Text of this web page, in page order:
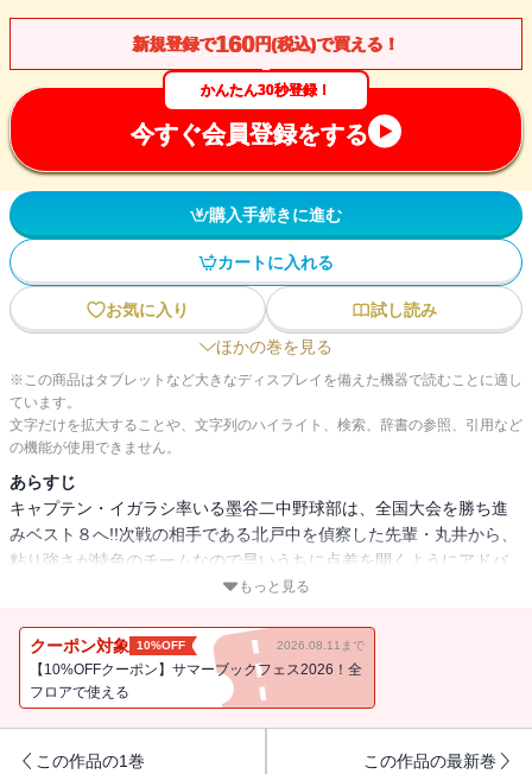
新規登録で160円(税込)で買える！
かんたん30秒登録！
今すぐ会員登録をする
購入手続きに進む
カートに入れる
お気に入り
試し読み
ほかの巻を見る
※この商品はタブレットなど大きなディスプレイを備えた機器で読むことに適し
ています。
文字だけを拡大することや、文字列のハイライト、検索、辞書の参照、引用など
の機能が使用できません。
あらすじ
キャプテン・イガラシ率いる墨谷二中野球部は、全国大会を勝ち進
みベスト８へ!!次戦の相手である北戸中を偵察した先輩・丸井から、
粘り強さが特色のチームなので早いうちに点差を開くようにアドバ
イスされる。そして北戸との試合が開始され、アドバイスどおりに
もっと見る
クーポン対象 10%OFF 2026.08.11まで
【10%OFFクーポン】サマーブックフェス2026！全
フロアで使える
この作品の1巻 この作品の最新巻